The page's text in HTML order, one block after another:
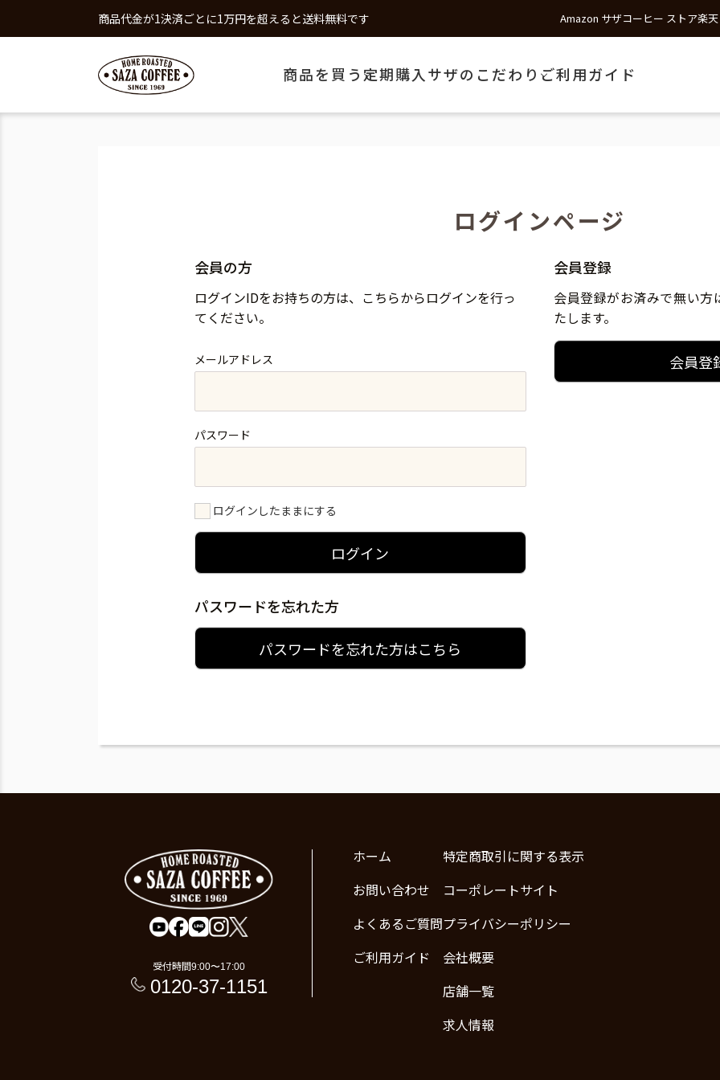
商品代金が1決済ごとに1万円を超えると送料無料です Amazon サザコーヒー ストア楽
商品を買う 定期購入 サザのこだわり ご利用ガイド
ログインページ
会員の方
ログインIDをお持ちの方は、こちらからログインを行っ
てください。
メールアドレス
パスワード
ログインしたままにする
ログイン
パスワードを忘れた方
パスワードを忘れた方はこちら
会員登録
会員登録がお済みで無い
たします。
会員登
受付時間9:00〜17:00
0120-37-1151
ホーム
お問い合わせ
よくあるご質問
ご利用ガイド
特定商取引に関する表示
コーポレートサイト
プライバシーポリシー
会社概要
店舗一覧
求人情報